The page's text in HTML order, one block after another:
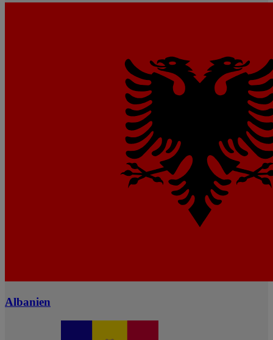
Albanien